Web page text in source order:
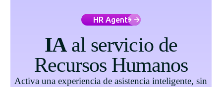
HR Agent
IAal servicio de
Recursos Humanos
Activa una experiencia de asistencia inteligente, sin